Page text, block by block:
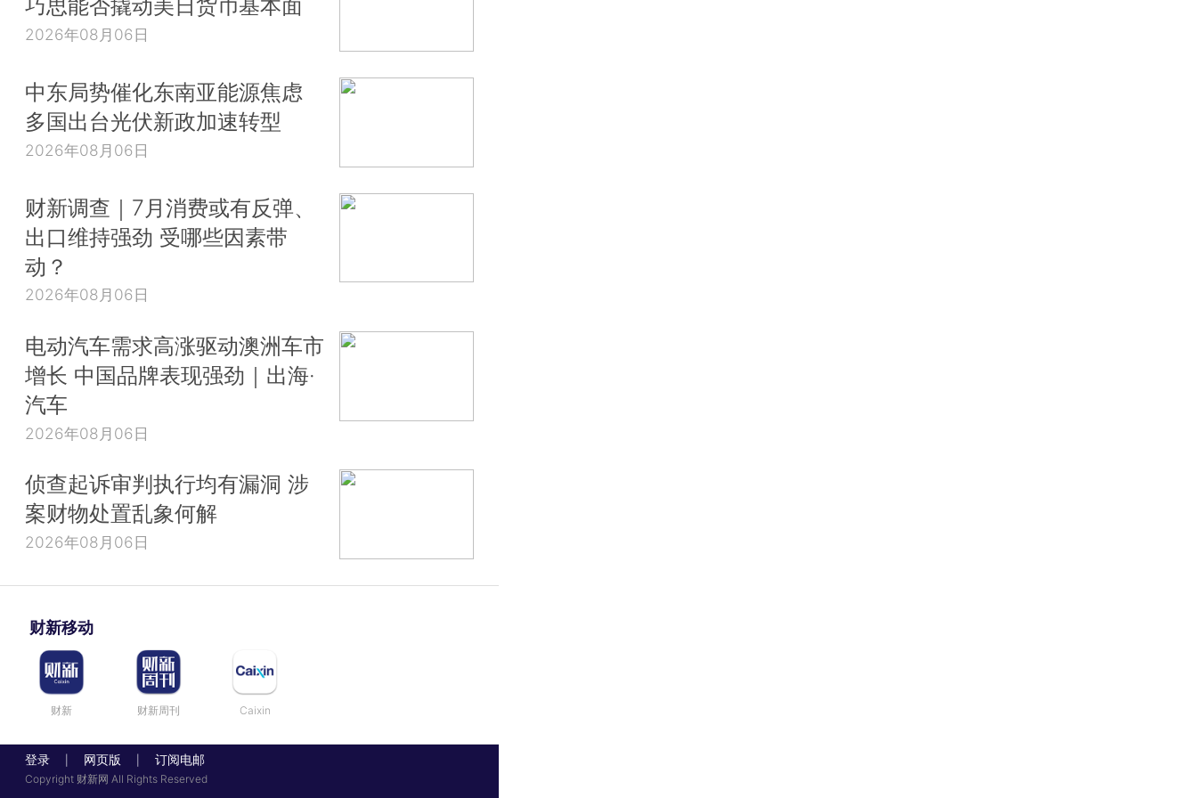
巧思能否撬动美日货币基本面
2026年08月06日
中东局势催化东南亚能源焦虑
多国出台光伏新政加速转型
2026年08月06日
财新调查｜7月消费或有反弹、
出口维持强劲 受哪些因素带
动？
2026年08月06日
电动汽车需求高涨驱动澳洲车市
增长 中国品牌表现强劲｜出海·
汽车
2026年08月06日
侦查起诉审判执行均有漏洞 涉
案财物处置乱象何解
2026年08月06日
财新移动
财新 财新周刊 Caixin
登录 网页版 订阅电邮
Copyright 财新网 All Rights Reserved